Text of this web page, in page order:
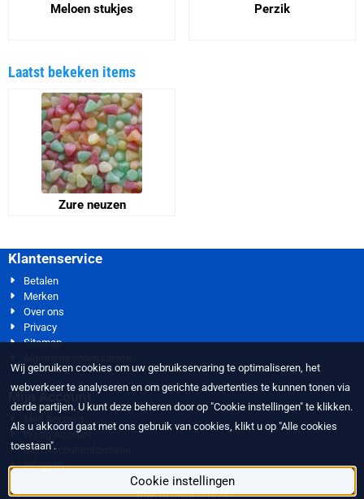
Meloen stukjes Perzik
Laatst bekeken items
Zure neuzen
Klantenservice
Betalen
Merken
Over ons
Privacy
Sitemap
Mijn Account
Wijzig Account
Mijn Accountinformatie
Inloggen
Btw: BE0838771074
Wij gebruiken cookies om uw gebruikservaring te optimaliseren, het
webverkeer te analyseren en om gerichte advertenties te kunnen tonen via
derde partijen. U kunt deze beheren door op "Cookie instellingen" te klikken.
Als u akkoord gaat met ons gebruik van cookies, klikt u op "Alle cookies
toestaan".
Cookie instellingen